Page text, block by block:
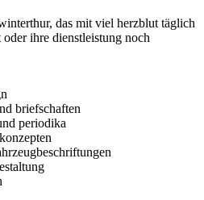
das mit viel herzblut täglich
ihre dienstleistung noch
briefschaften
periodika